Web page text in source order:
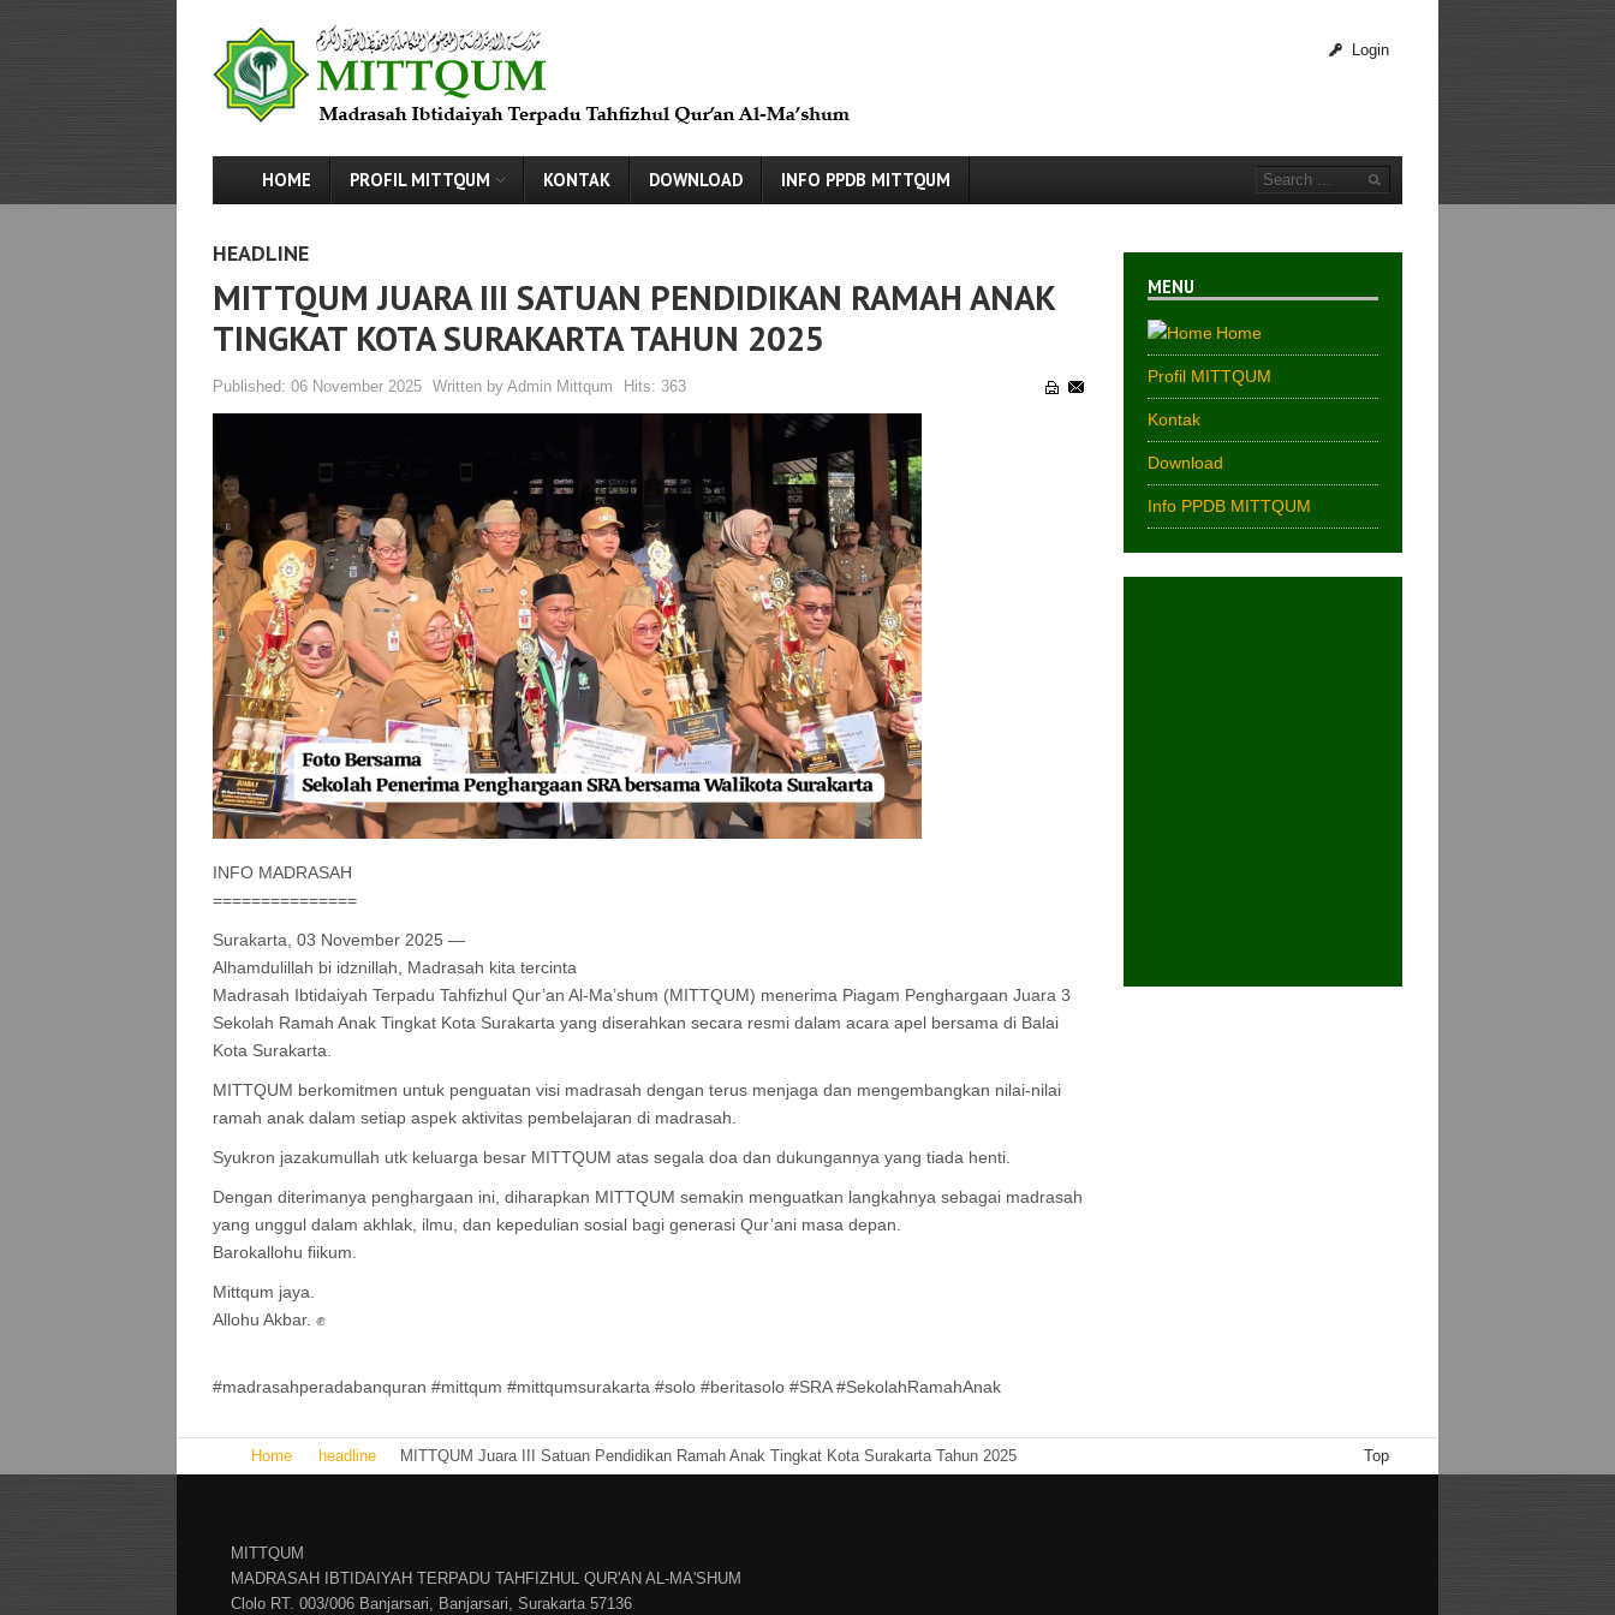
Login
HOME PROFIL MITTQUM KONTAK DOWNLOAD INFO PPDB MITTQUM
HEADLINE
MITTQUM JUARA III SATUAN PENDIDIKAN RAMAH ANAK
TINGKAT KOTA SURAKARTA TAHUN 2025
Published: 06 November 2025 Written by Admin Mittqum Hits: 363
INFO MADRASAH
===============
Surakarta, 03 November 2025 —
Alhamdulillah bi idznillah, Madrasah kita tercinta
Madrasah Ibtidaiyah Terpadu Tahfizhul Qur’an Al-Ma’shum (MITTQUM) menerima Piagam Penghargaan Juara 3
Sekolah Ramah Anak Tingkat Kota Surakarta yang diserahkan secara resmi dalam acara apel bersama di Balai
Kota Surakarta.
MITTQUM berkomitmen untuk penguatan visi madrasah dengan terus menjaga dan mengembangkan nilai-nilai
ramah anak dalam setiap aspek aktivitas pembelajaran di madrasah.
Syukron jazakumullah utk keluarga besar MITTQUM atas segala doa dan dukungannya yang tiada henti.
Dengan diterimanya penghargaan ini, diharapkan MITTQUM semakin menguatkan langkahnya sebagai madrasah
yang unggul dalam akhlak, ilmu, dan kepedulian sosial bagi generasi Qur’ani masa depan.
Barokallohu fiikum.
Mittqum jaya.
Allohu Akbar. ✊
#madrasahperadabanquran #mittqum #mittqumsurakarta #solo #beritasolo #SRA #SekolahRamahAnak
MENU
Home
Profil MITTQUM
Kontak
Download
Info PPDB MITTQUM
Home headline MITTQUM Juara III Satuan Pendidikan Ramah Anak Tingkat Kota Surakarta Tahun 2025 Top
MITTQUM
MADRASAH IBTIDAIYAH TERPADU TAHFIZHUL QUR'AN AL-MA'SHUM
Clolo RT. 003/006 Banjarsari, Banjarsari, Surakarta 57136